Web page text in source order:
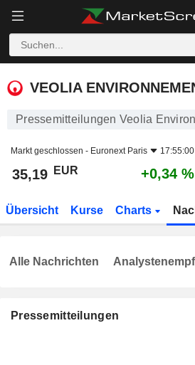
VEOLIA ENVIRONNEMENT
VEOLIA
Pressemitteilungen Veolia
Markt geschlossen - Euronext Paris
35,19 EUR +0,34 %
Übersicht Kurse Charts
Pressemitteilungen
Alle Nachrichten